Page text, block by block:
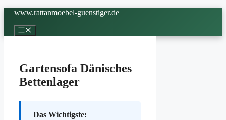
Zum
springen
www.rattanmoebel-guenstiger.de
Menü
Gartensofa Dänisches
Bettenlager
Das Wichtigste: